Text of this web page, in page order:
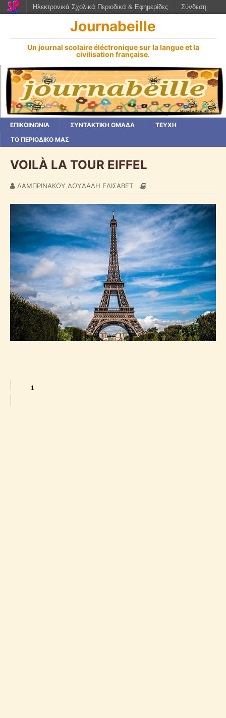
Journabeille
Un journal scolaire éléctronique sur la langue et la
civilisation française.
ΕΠΙΚΟΙΝΩΝΙΑ ΣΥΝΤΑΚΤΙΚΗ ΟΜΑΔΑ
ΤΕΥΧΗ
ΤΟ ΠΕΡΙΟΔΙΚΟ ΜΑΣ
VOILÀ LA TOUR EIFFEL
ΛΑΜΠΡΙΝΑΚΟΥ ΔΟΥΔΑΛΗ ΕΛΙΣΑΒΕΤ
Ηλεκτρονικά Σχολικά Περιοδικά & Εφημερίδες Σύνδεση